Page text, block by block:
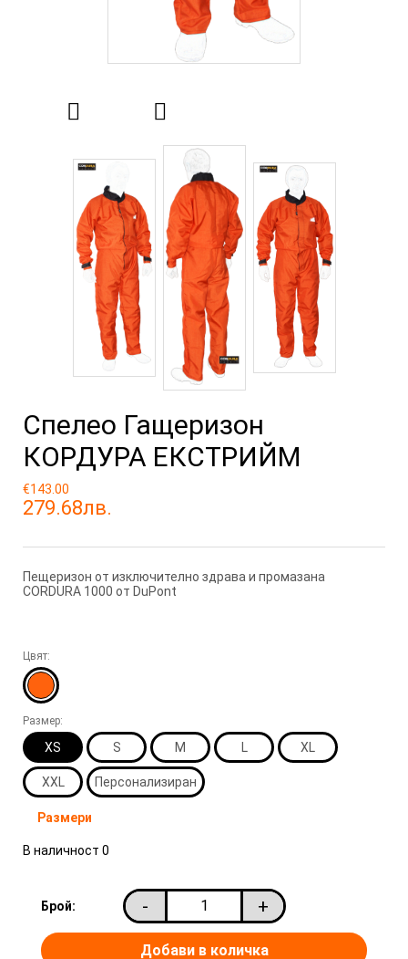
Спелео Гащеризон
КОРДУРА ЕКСТРИЙМ
€143.00
279.68лв.
Пещеризон от изключително здрава и промазана
CORDURA 1000 от DuPont
Цвят:
Размер:
XS S M L XL
XXL Персонализиран
Размери
В наличност 0
Брой: - +